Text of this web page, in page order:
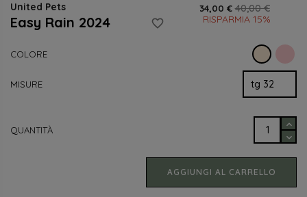
United Pets
Easy Rain 2024 favorite_border
34,00 € 40,00 €
RISPARMIA 15%
COLORE Beige
MISURE
QUANTITÀ
AGGIUNGI AL CARRELLO